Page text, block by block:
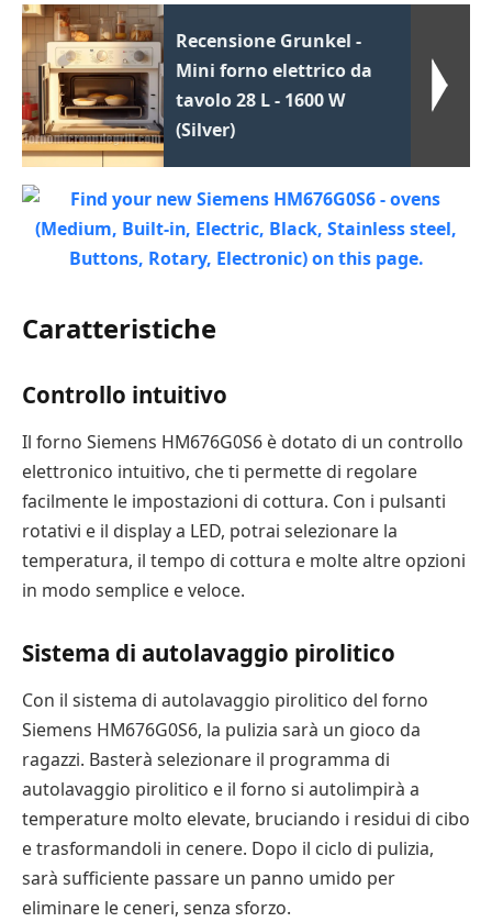
Recensione Grunkel -
Mini forno elettrico da
tavolo 28 L - 1600 W
(Silver)
Caratteristiche
Controllo intuitivo
Il forno Siemens HM676G0S6 è dotato di un controllo
elettronico intuitivo, che ti permette di regolare
facilmente le impostazioni di cottura. Con i pulsanti
rotativi e il display a LED, potrai selezionare la
temperatura, il tempo di cottura e molte altre opzioni
in modo semplice e veloce.
Sistema di autolavaggio pirolitico
Con il sistema di autolavaggio pirolitico del forno
Siemens HM676G0S6, la pulizia sarà un gioco da
ragazzi. Basterà selezionare il programma di
autolavaggio pirolitico e il forno si autolimpirà a
temperature molto elevate, bruciando i residui di cibo
e trasformandoli in cenere. Dopo il ciclo di pulizia,
sarà sufficiente passare un panno umido per
eliminare le ceneri, senza sforzo.